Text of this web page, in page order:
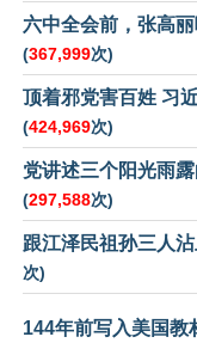
六中全会前，张高
(367,999次)
顶着邪党害百姓 习
(424,969次)
党讲述三个阳光雨
(297,588次)
跟江泽民祖孙三人
次)
144年前写入美国教